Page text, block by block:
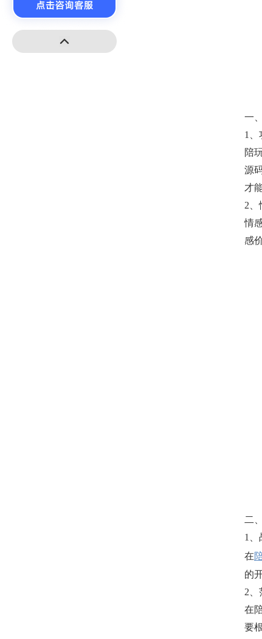
一
1、
陪
源
才
2、
情
感
二
1、
在
的
2、
在
要